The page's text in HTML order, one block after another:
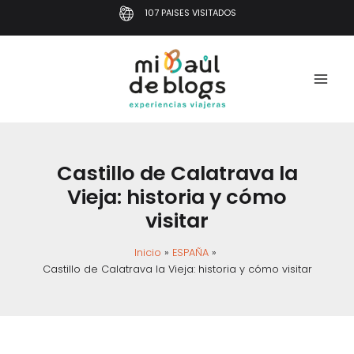
al
107 PAISES VISITADOS
Castillo de Calatrava la
Vieja: historia y cómo
visitar
Inicio
ESPAÑA
Castillo de Calatrava la Vieja: historia y cómo visitar